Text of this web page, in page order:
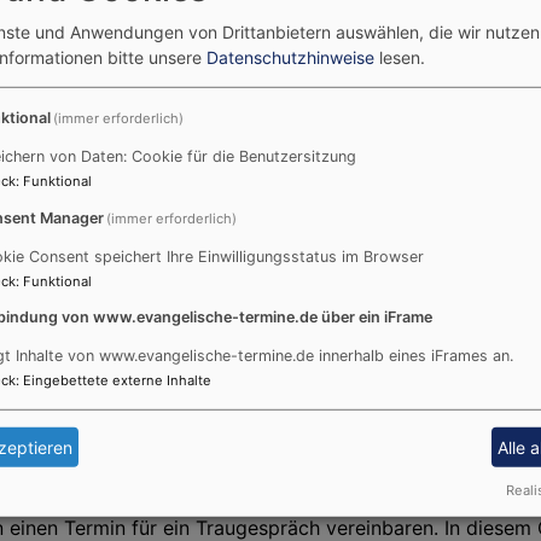
kirchlich heiraten zu dürfen?
gilt: „Die standesamtliche Eheschließung des Paares
ohne staatlichen Trauschein ist aber jederzeit möglich.
entweder mindestens die Braut oder der Bräutigam
zu bedenken und zu planen ist. Dennoch eine
verbindlich festlegen, Ihre Verwandten einladen und
in dem das Brautpaar wohnt. Wenn Sie eine andere
aber hier getraut werden möchten, ist dies
nennt sich "Dimissoriale".
Termin für ein Traugespräch vereinbaren. In
und Anwendungen von Drittanbietern auswählen, die wir
bitte unsere Datenschutzhinweise lesen.
(immer erforderlich)
von Daten: Cookie für die Benutzersitzung
: Funktional
Manager (immer erforderlich)
Consent speichert Ihre Einwilligungsstatus im Browser
: Funktional
von www.evangelische-termine.de über ein iFrame
Inhalte von www.evangelische-termine.de innerhalb eines iFrames an.
: Eingebettete externe Inhalte
Alle